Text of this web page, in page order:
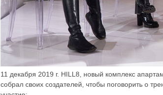
11 декабря 2019 г. HILL8, новый комплекс
собрал своих создателей, чтобы поговорить о